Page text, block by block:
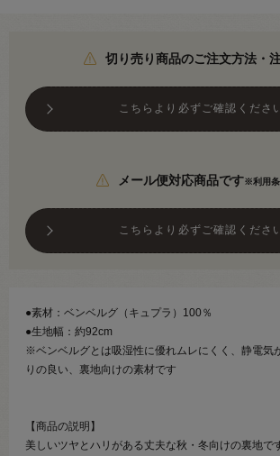
切り売り商品のご注文方法・
こちらより必ずご確認くださ
メール便対応商品です※利用条
こちらより必ずご確認くださ
●素材：ベンベルグ（キュプラ）100％
●生地幅：約92cm
※ベンベルグとは吸湿性に優れムレにくく、静電気
りの良い、裏地向けの素材です
【商品の説明】
美しいツヤとハリがある丈夫な秋・冬向けの裏地で